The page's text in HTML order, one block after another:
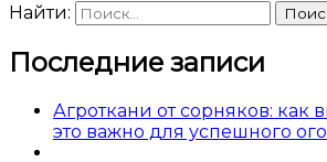
Найти:
Последние записи
Агроткани от сорняков: как
это важно для успешного